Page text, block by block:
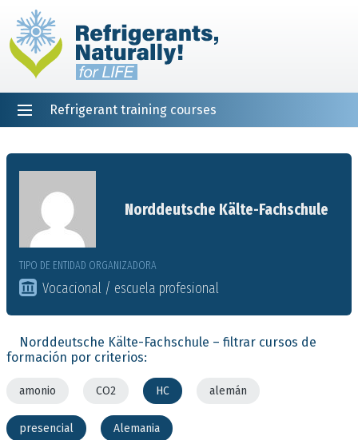
Refrigerant training courses
Norddeutsche Kälte-Fachschule
TIPO DE ENTIDAD ORGANIZADORA
Vocacional / escuela profesional
Norddeutsche Kälte-Fachschule – filtrar cursos de
formación por criterios:
amonio CO2 HC alemán
presencial Alemania